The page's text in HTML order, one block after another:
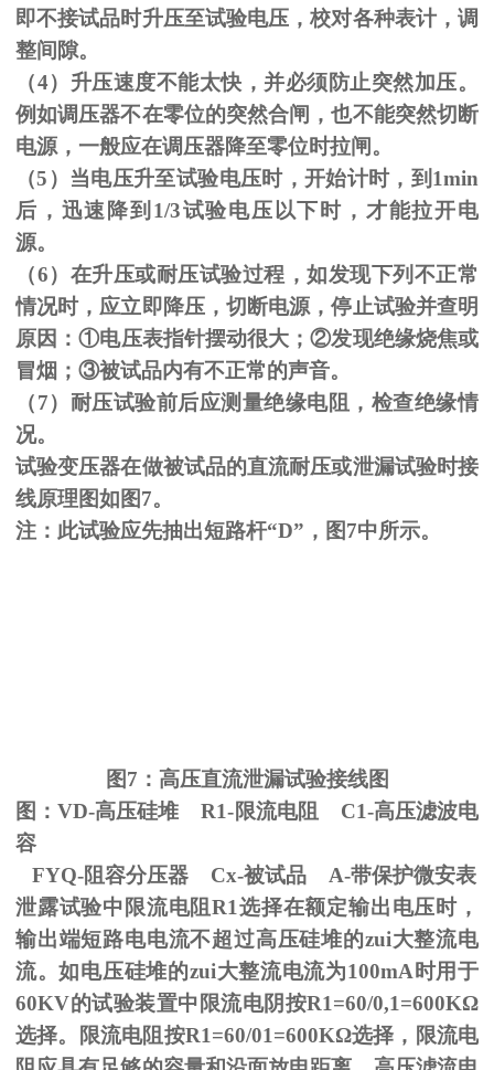
即不接试品时升压至试验电压，校对各种表计，调
整间隙。
（4）升压速度不能太快，并必须防止突然加压。
例如调压器不在零位的突然合闸，也不能突然切断
电源，一般应在调压器降至零位时拉闸。
（5 ）当电压升至试验电压时，开始计时，到 1min
后，迅速降到 1/3试验电压以下时，才能拉开电
源。
（6）在升压或耐压试验过程，如发现下列不正常
情况时，应立即降压，切断电源，停止试验并查明
原因：①电压表指针摆动很大；②发现绝缘烧焦或
冒烟； ③被试品内有不正常的声音。
（7）耐压试验前后应测量绝缘电阻，检查绝缘情
况。
试验变压器在做被试品的直流耐压或泄漏试验时接
线原理图如图7。
注：此试验应先抽出短路杆“D”，图7中所示。
图7 ：高压直流泄漏试验接线图
图：VD-高压硅堆R1-限流电阻 C1-高压滤波电
容
FYQ-阻容分压器 Cx-被试品 A-带保护微安表
泄露试验中限流电阻R1选择在额定输出电压时，
输出端短路电电流不超过高压硅堆的zui大整流电
流。如电压硅堆的zui大整流电流为100mA 时用于
60KV的试验装置中限流电阴按R1=60/0,1=600KΩ
选择。限流电阻按R1=60/01=600KΩ选择，限流电